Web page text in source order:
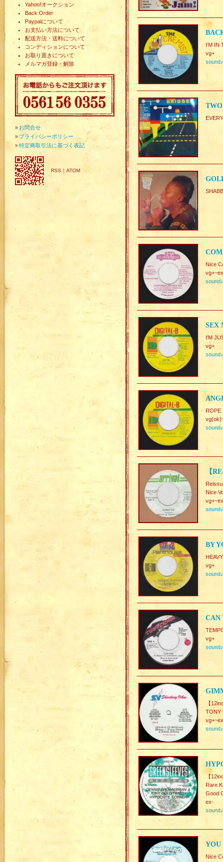
Yahoo!オークション
Back Order
Paypalについて
お支払い方法について
配送方法・送料について
コンディションについて
お取り置きについて
メルマガ登録・解除
» お問合せ
» プライバシーポリシー
»特定商取引法に基づく表記
RSS ｜ ATOM
I'M IN
vg+
sound♪
TWO
Nice
sound♪
SEX
I'M
vg+
sound♪
ROPE
sound♪
【
Nice
sound♪
BY
vg+
sound♪
CAN
vg+
sound♪
【
TONY
sound♪
【
Good
ex-
sound♪
YOU
Nice